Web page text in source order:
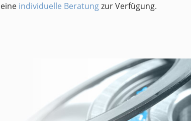
eine individuelle Beratungzur Verfügung.